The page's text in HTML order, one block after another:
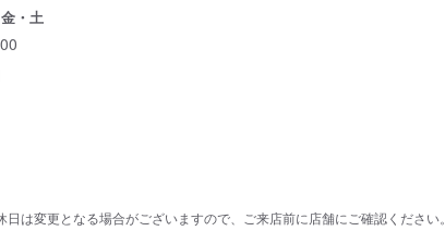
・土
日は変更となる場合がございますので、ご来店前に店舗にご確認ください。